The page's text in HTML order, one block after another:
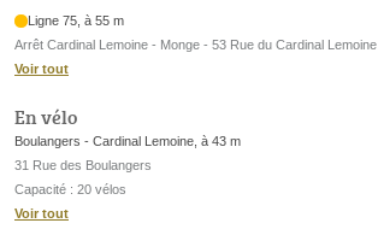
Ligne 75, à 55 m
Arrêt Cardinal Lemoine - Monge - 53 Rue du Cardinal Lemoine
Voir tout
En vélo
Boulangers - Cardinal Lemoine, à 43 m
31 Rue des Boulangers
Capacité : 20 vélos
Voir tout